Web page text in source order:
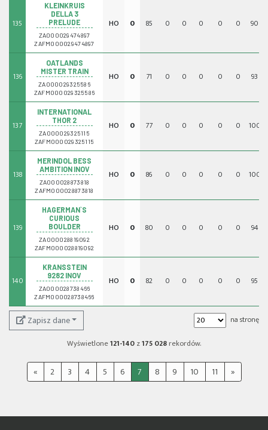
135
KLEINKRUIS
DELLA 3
PRELUDE
ZA000029474897
ZAFM000029474897
HO 0 85 0 0 0 0 0 90
136
OATLANDS
MISTER TRAIN
ZA000029325586
ZAFM000029325586
HO 0 71 0 0 0 0 0 93
137
INTERNATIONAL
THOR 2
ZA000029325115
ZAFM000029325115
HO 0 77 0 0 0 0 0 100
138
MERINDOL BESS
AMBITION INOV
ZA000028873818
ZAFM000028873818
HO 0 86 0 0 0 0 0 100
139
HAGERMAN`S
CURIOUS
BOULDER
ZA000028819092
ZAFM000028819092
HO 0 80 0 0 0 0 0 94
140
KRANSSTEIN
9282 INOV
ZA000028738466
ZAFM000028738466
HO 0 82 0 0 0 0 0 95
Zapisz dane
na stronę
Wyświetlone121-140z175 028rekordów.
« 2 3 4 5 6 7 8 9 10 11 »